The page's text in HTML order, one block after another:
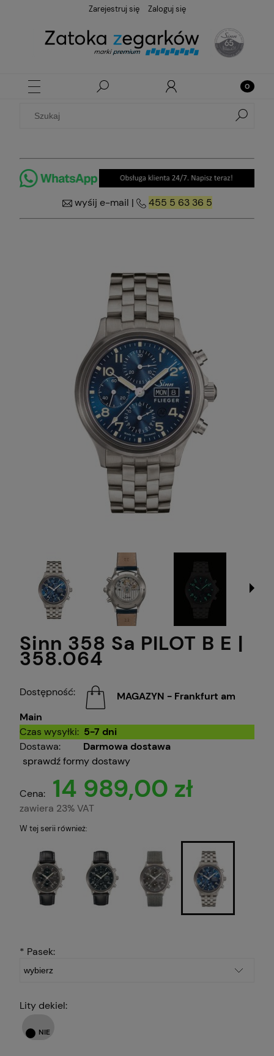
Zarejestruj się Zaloguj się
wyśij e-mail | 455 5 63 36 5
Sinn 358 Sa PILOT B E |
358.064
Dostępność:
MAGAZYN - Frankfurt am
Main
Czas wysyłki: 5-7 dni
Dostawa:
Darmowa dostawa
sprawdź formy dostawy
Cena: 14 989,00 zł
zawiera 23% VAT
W tej serii również:
* Pasek:
Lity dekiel: